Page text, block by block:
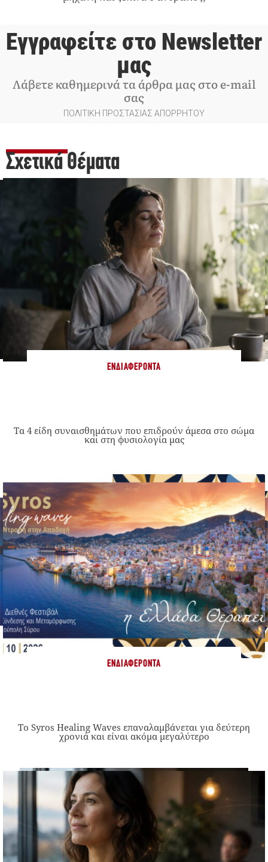
Εγγραφείτε στο Newsletter
μας
Λάβετε καθημερινά τα άρθρα μας στο e-mail
σας
ΠΟΛΙΤΙΚΗ ΠΡΟΣΤΑΣΙΑΣ ΑΠΟΡΡΗΤΟΥ
Σχετικά Θέματα
ΕΝΔΙΑΦΈΡΟΝΤΑ
Τα 4 είδη συναισθημάτων που επιδρούν άμεσα στο σώμα
και στη φυσιολογία μας
ΕΝΔΙΑΦΈΡΟΝΤΑ
Το Syros Healing Waves επαναλαμβάνεται για δεύτερη
χρονιά και είναι ακόμα μεγαλύτερο